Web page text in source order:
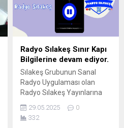
Slovenya için geçerli
uluslararası sigorta poliçesi
(Yeşil Kart) ile araçlara ait
sahiplik belgesi (Ruhsat)
veya sürücü vekâletnamesi
bulundurmaları
gerekmektedir. Slovenya
için E-Vinyete almak için
LÜTFEN BURAYA
TIKLAYINIZ!...
Radyo Sılakeş Sınır Kapı
Bilgilerine devam ediyor.
Sılakeş Grubunun Sanal
Radyo Uygulaması olan
Radyo Sılakeş Yayınlarına
Gurbetcilere Sılayolu yol ve
sınır kapısı bilgisi veren ve
29.05.2025
0
332